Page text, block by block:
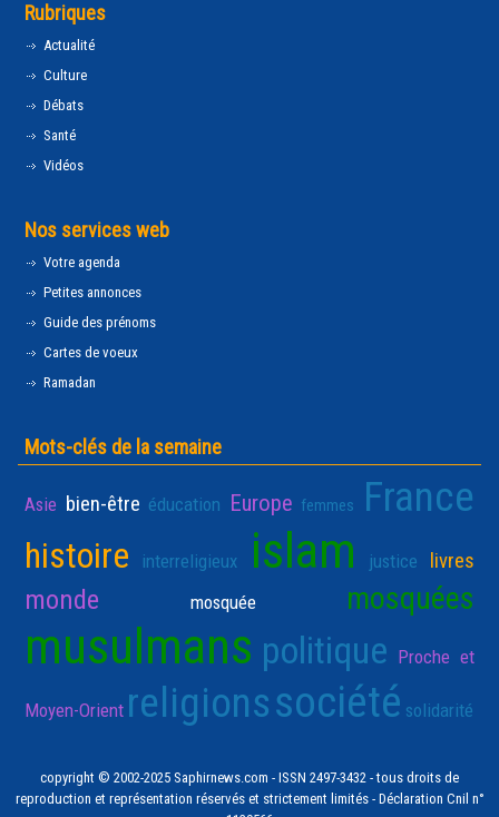
Rubriques
Actualité
Culture
Débats
Santé
Vidéos
Nos services web
Votre agenda
Petites annonces
Guide des prénoms
Cartes de voeux
Ramadan
Mots-clés de la semaine
Asie bien-être éducation Europe femmes France
histoire interreligieux islam justice livres
monde mosquée mosquées
musulmans politique Proche et
Moyen-Orient religionssociété solidarité
copyright © 2002-2025 Saphirnews.com - ISSN 2497-3432 - tous droits de
reproduction et représentation réservés et strictement limités - Déclaration Cnil n°